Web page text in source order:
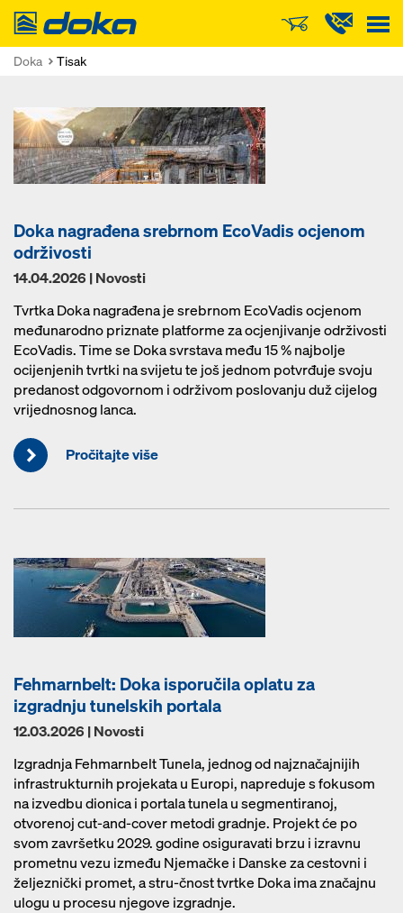
Doka
Doka Tisak
Doka nagrađena srebrnom EcoVadis ocjenom
održivosti
14.04.2026 | Novosti
Tvrtka Doka nagrađena je srebrnom EcoVadis ocjenom
međunarodno priznate platforme za ocjenjivanje održivosti
EcoVadis. Time se Doka svrstava među 15 % najbolje
ocijenjenih tvrtki na svijetu te još jednom potvrđuje svoju
predanost odgovornom i održivom poslovanju duž cijelog
vrijednosnog lanca.
Pročitajte više
Fehmarnbelt: Doka isporučila oplatu za
izgradnju tunelskih portala
12.03.2026 | Novosti
Izgradnja Fehmarnbelt Tunela, jednog od najznačajnijih
infrastrukturnih projekata u Europi, napreduje s fokusom
na izvedbu dionica i portala tunela u segmentiranoj,
otvorenoj cut-and-cover metodi gradnje. Projekt će po
svom završetku 2029. godine osiguravati brzu i izravnu
prometnu vezu između Njemačke i Danske za cestovni i
željeznički promet, a stru-čnost tvrtke Doka ima značajnu
ulogu u procesu njegove izgradnje.